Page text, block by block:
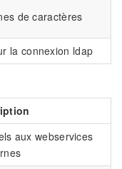
de caractères
la connexion ldap
aux webservices